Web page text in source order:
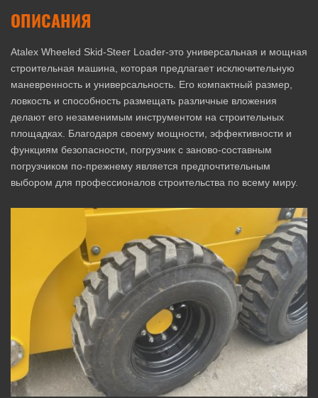
ОПИСАНИЯ
Atalex Wheeled Skid-Steer Loader-это универсальная и мощная
строительная машина, которая предлагает исключительную
маневренность и универсальность. Его компактный размер,
ловкость и способность размещать различные вложения
делают его незаменимым инструментом на строительных
площадках. Благодаря своему мощности, эффективности и
функциям безопасности, погрузчик с заново-составным
погрузчиком по-прежнему является предпочтительным
выбором для профессионалов строительства по всему миру.